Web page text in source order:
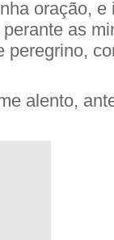
oração,
as
peregrino,
alento,